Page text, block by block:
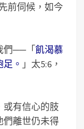
前伺候，如今
們──「飢渴慕
。 」太5:6，
或有信心的肢
們離世仍未得